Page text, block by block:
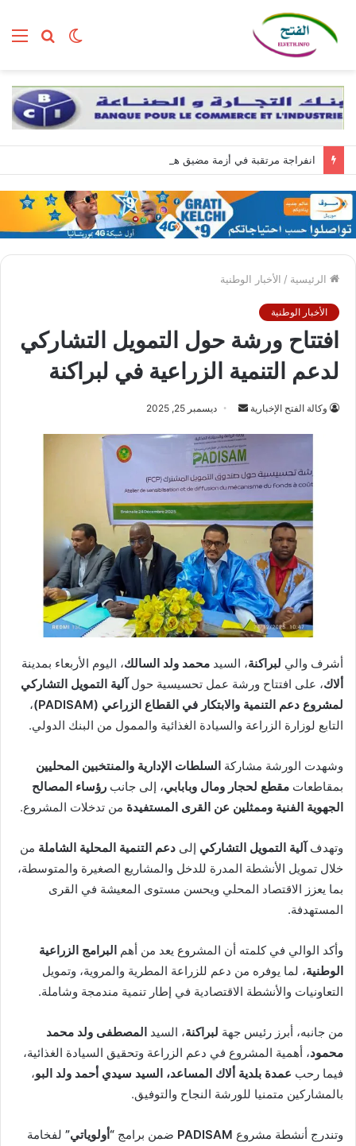
بحث الوضع
الرئيسية / الأخبار الوطنية
الأخبار الوطنية
افتتاح ورشة حول التمويل التشاركي
لدعم التنمية الزراعية في لبراكنة
وكالة الفتح الإخبارية
أرسل
إلكترونيا
ديسمبر 25, 2025
أشرف والي لبراكنة، السيد محمد ولد السالك، اليوم الأربعاء بمدينة
ألاك، على افتتاح ورشة عمل تحسيسية حولآلية التمويل التشاركي
لمشروع دعم التنمية والابتكار في القطاع الزراعي (PADISAM)
،
التابع لوزارة الزراعة والسيادة الغذائية والممول من البنك الدولي.
وشهدت الورشة مشاركة السلطات الإدارية والمنتخبين المحليين
بمقاطعات مقطع لحجار ومال وبابابي، إلى جانب رؤساء المصالح
الجهوية الفنية وممثلين عن القرى المستفيدة من تدخلات المشروع.
وتهدفآلية التمويل التشاركي إلى دعم التنمية المحلية الشاملة من
خلال تمويل الأنشطة المدرة للدخل والمشاريع الصغيرة والمتوسطة،
بما يعزز الاقتصاد المحلي ويحسن مستوى المعيشة في القرى
المستهدفة.
وأكد الوالي في كلمته أن المشروع يعد من أهم البرامج الزراعية
الوطنية، لما يوفره من دعم للزراعة المطرية والمروية، وتمويل
التعاونيات والأنشطة الاقتصادية في إطار تنمية مندمجة وشاملة.
من جانبه، أبرز رئيس جهة لبراكنة، السيد المصطفى ولد محمد
محمود، أهمية المشروع في دعم الزراعة وتحقيق السيادة الغذائية،
فيما رحب عمدة بلدية ألاك المساعد، السيد سيدي أحمد ولد البو،
بالمشاركين متمنيا للورشة النجاح والتوفيق.
وتندرج أنشطة مشروع PADISAM ضمن برامج “أولوياتي” لفخامة